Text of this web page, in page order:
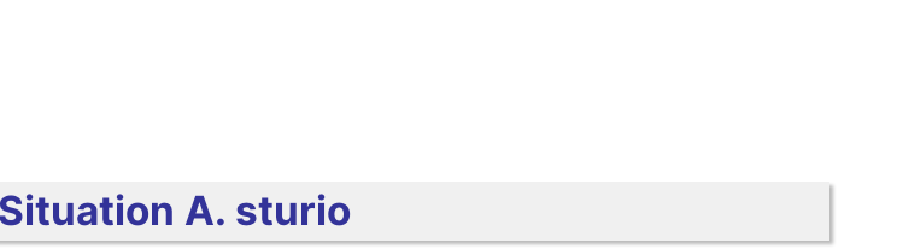
A. sturio